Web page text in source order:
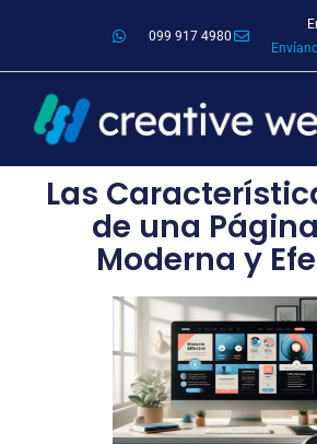
099 917 4980
Las
de una
Moderna y